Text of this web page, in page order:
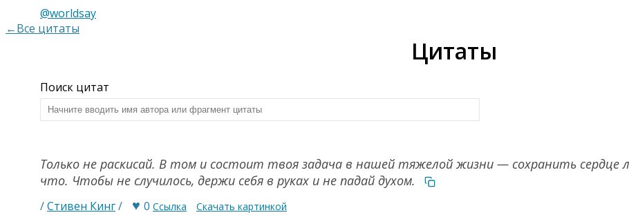
@worldsay
←Все цитаты
Цитаты
Поиск цитат
Только не раскисай. В том и состоит твоя задача в нашей тяжелой жизни — сохранить
что. Чтобы не случилось, держи себя в руках и не падай духом.
/Стивен Кинг/ ♥ 0 Ссылка Скачать картинкой